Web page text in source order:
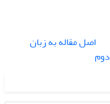
اصل مقاله به زبان
دوم